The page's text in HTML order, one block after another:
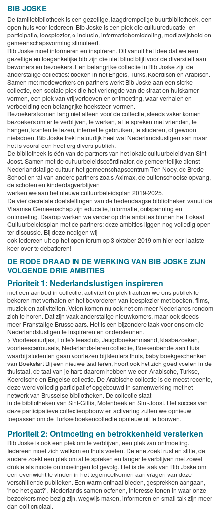
BIB JOSKE
De familiebibliotheek is een gezellige, laagdrempelige buurtbibliotheek, een
open huis voor iedereen. Bib Joske is een plek die cultuureducatie- en
participatie, leesplezier, e-inclusie, informatiebemiddeling, mediawijsheid en
gemeenschapsvorming stimuleert.
Bib Joske moet informeren en inspireren. Dit vanuit het idee dat we een
gezellige en toegankelijke bib zijn die niet blind blijft voor de diversiteit aan
bewoners en bezoekers. Een belangrijke collectie in Bib Joske zijn de
anderstalige collecties: boeken in het Engels, Turks, Koerdisch en Arabisch.
Samen met medewerkers en partners werkt Bib Joske aan een sterke
collectie, een sociale plek die het verlengde van de straat en huiskamer
vormen, een plek van vrij vertoeven en ontmoeting, waar verhalen en
verbeelding een belangrijke hoeksteen vormen.
Bezoekers komen lang niet alleen voor de collectie, steeds vaker komen
bezoekers om er te verblijven, te werken, af te spreken met vrienden, te
hangen, kranten te lezen, internet te gebruiken, te studeren, of gewoon
nietsdoen. Bib Joske trekt natuurlijk heel wat Nederlandslustigen aan maar
het is vooral een heel erg divers publiek.
De bibliotheek is één van de partners van het lokale cultuurbeleid van Sint-
Joost. Samen met de cultuurbeleidscoördinator, de gemeentelijke dienst
Nederlandstalige cultuur, het gemeenschapscentrum Ten Noey, de Brede
School en tal van andere partners zoals Aximax, de buitenschoolse opvang,
de scholen en kinderdagverblijven
werken we aan het nieuwe cultuurbeleidsplan 2019-2025.
De vier decretale doelstellingen van de hedendaagse bibliotheken vanuit de
Vlaamse Gemeenschap zijn educatie, informatie, ontspanning en
ontmoeting. Daarop werken we verder op drie ambities binnen het Lokaal
Cultuurbeleidsplan met de partners: deze ambities liggen nog volledig open
ter discussie. Bij deze nodigen wij
ook iedereen uit op het open forum op 3 oktober 2019 om hier een laatste
keer over te debatteren!
DE RODE DRAAD IN DE WERKING VAN BIB JOSKE ZIJN
VOLGENDE DRIE AMBITIES
Prioriteit 1: Nederlandslustigen inspireren
met een aanbod in collectie, activiteit én plek trachten we ons publiek te
bekoren met verhalen en het bevorderen van leesplezier met boeken, films,
muziek en activiteiten. Velen komen nu ook net om meer Nederlands rondom
zich te horen. Dat zijn vaak anderstalige nieuwkomers, maar ook steeds
meer Franstalige Brusselaars. Het is een bijzondere taak voor ons om die
Nederlandslustigen te inspireren en ondersteunen.
> Voorleesuurtjes, Lotte's leesclub, Jeugdboekenmaand, klasbezoeken,
voorleescarrousels, Nederlands-leren collectie, Boekenbende aan Huis
waarbij studenten gaan voorlezen bij kleuters thuis, baby boekgeschenken
van Boekstart Bij een nieuwe taal leren, hoort ook het zich goed voelen in de
thuistaal, de taal van je hart: daarom hebben we een Arabische, Turkse,
Koerdische en Engelse collectie. De Arabische collectie is de meest recente,
deze werd volledig participatief opgebouwd in samenwerking met het
netwerk van Brusselse bibliotheken. De collectie staat
in de bibliotheken van Sint-Gillis, Molenbeek en Sint-Joost. Het succes van
deze participatieve collectieopbouw en activering zullen we opnieuw
toepassen om de Turkse boekencollectie opnieuw uit te bouwen.
Prioriteit 2: Ontmoeting en betrokkenheid versterken
Bib Joske is ook een plek om te verblijven, een plek van ontmoeting.
Iedereen moet zich welkom en thuis voelen. De ene zoekt rust en stilte, de
andere zoekt een plek om af te spreken en langer te verblijven met zowel
drukte als mooie ontmoetingen tot gevolg. Het is de taak van Bib Joske om
een evenwicht te vinden in het tegemoetkomen aan vragen van deze
verschillende publieken. Een warm onthaal bieden, gesprekken aangaan,
'hoe het gaat?', Nederlands samen oefenen, interesse tonen in waar onze
bezoekers mee bezig zijn, wegwijs maken, informeren en small talk zijn meer
dan ooit cruciaal.